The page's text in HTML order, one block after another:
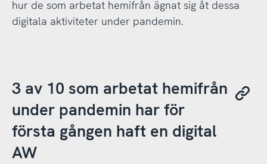
hur de som arbetat hemifrån ägnat sig åt dessa
digitala aktiviteter under pandemin.
3 av 10 som arbetat hemifrån
under pandemin har för
första gången haft en digital
AW